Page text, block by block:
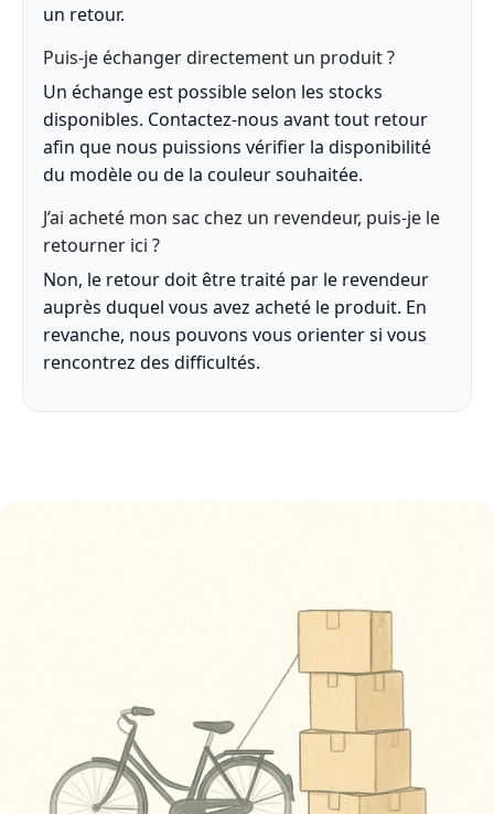
un retour.
Puis-je échanger directement un produit ?
Un échange est possible selon les stocks
disponibles. Contactez-nous avant tout retour
afin que nous puissions vérifier la disponibilité
du modèle ou de la couleur souhaitée.
J’ai acheté mon sac chez un revendeur, puis-je le
retourner ici ?
Non, le retour doit être traité par le revendeur
auprès duquel vous avez acheté le produit. En
revanche, nous pouvons vous orienter si vous
rencontrez des difficultés.